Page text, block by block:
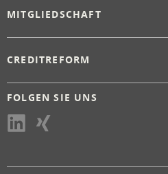
MITGLIEDSCHAFT
CREDITREFORM
FOLGEN SIE UNS